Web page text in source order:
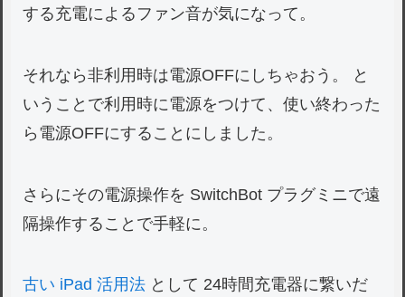
する充電によるファン音が気になって。
それなら非利用時は電源OFFにしちゃおう。 と
いうことで利用時に電源をつけて、使い終わった
ら電源OFFにすることにしました。
さらにその電源操作を SwitchBot プラグミニで遠
隔操作することで手軽に。
古い iPad 活用法 として 24時間充電器に繋いだ